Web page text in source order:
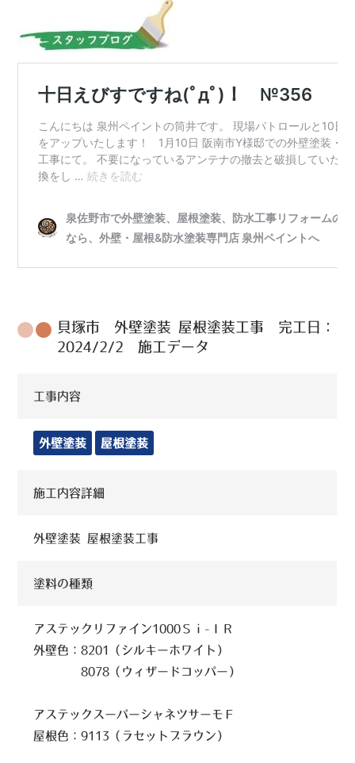
貝塚市 外壁塗装 屋根塗装工事 完工日：
2024/2/2 施工データ
工事内容
外壁塗装 屋根塗装
施工内容詳細
外壁塗装 屋根塗装工事
塗料の種類
アステックリファイン1000Ｓｉ-ＩＲ
外壁色：8201（シルキーホワイト）
8078（ウィザードコッパー）
アステックスーパーシャネツサーモＦ
屋根色：9113（ラセットブラウン）